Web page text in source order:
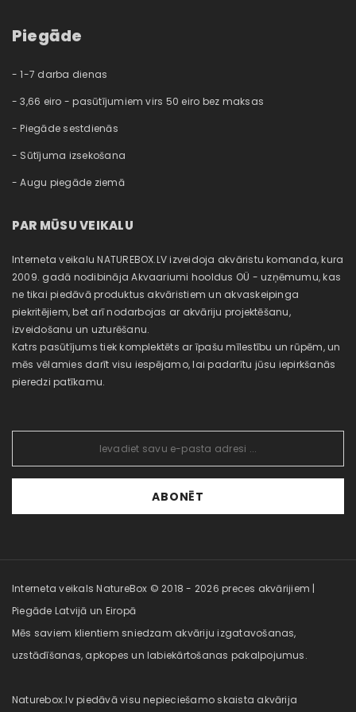
Pasūtītās preces
Piegāde
- 1-7 darba dienas
- 3,66 eiro - pasūtījumiem virs 50 eiro bez maksas
- Piegāde sestdienās
- Sūtījuma izsekošana
- Augu piegāde ziemā
PAR MŪSU VEIKALU
Interneta veikalu NATUREBOX.LV izveidoja akvāristu komanda, kura
2009. gadā nodibināja Akvaariumi hooldus OÜ - uzņēmumu, kas
ne tikai piedāvā produktus akvāristiem un akvaskeipinga
piekritējiem, bet arī nodarbojas ar akvāriju projektēšanu,
izveidošanu un uzturēšanu.
Katrs pasūtījums tiek komplektēts ar īpašu mīlestību un rūpēm, un
mēs vēlamies darīt visu iespējamo, lai padarītu jūsu iepirkšanās
pieredzi patīkamu.
ABONĒT
Interneta veikals NatureBox © 2018 - 2026 preces akvārijiem |
Piegāde Latvijā un Eiropā
Mēs saviem klientiem sniedzam akvāriju izgatavošanas,
uzstādīšanas, apkopes un labiekārtošanas pakalpojumus.
Naturebox.lv piedāvā visu nepieciešamo skaista akvārija